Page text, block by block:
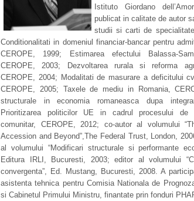
Istituto Giordano
publicat in calitate de autor
studii si carti de
Conditionalitati in domeniul financiar-bancar pentru
CEROPE, 1999; Estimarea efectului Balassa-
CEROPE, 2003; Dezvoltarea rurala si reforma
CEROPE, 2004; Modalitati de masurare a deficitului
CEROPE, 2005; Taxele de mediu in Romania,
structurale in economia romaneasca dupa
Prioritizarea politicilor UE in cadrul procesului de
comunitar, CEROPE, 2012; co-autor al volumului
Accession and Beyond”,The Federal Trust, London,
al volumului “Modificari structurale si performante
Editura IRLI, Bucuresti, 2003; editor al volumului
convergenta”, Ed. Mustang, Bucuresti, 2008. A
asistenta tehnica pentru Comisia Nationala de
si Cabinetul Primului Ministru, finantate prin fonduri